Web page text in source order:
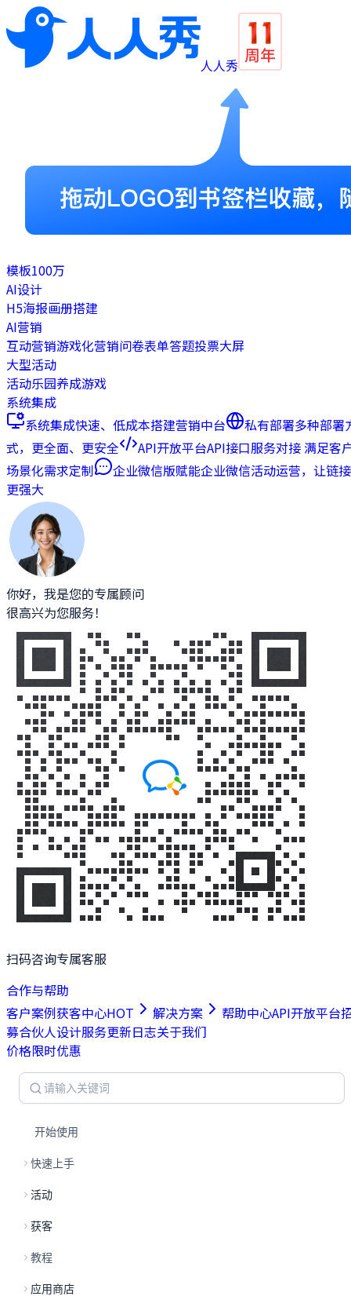
人人秀
模板100万
AI设计
H5海报画册搭建
AI营销
互动营销游戏化营销问卷表单答题投票大屏
大型活动
活动乐园养成游戏
系统集成
系统集成快速、低成本搭建营销中台 私有部署多种部署
式，更全面、更安全
API开放平台API接口服务对接 满足客
场景化需求定制
企业微信版赋能企业微信活动运营，让链接
更强大
你好，我是您的专属顾问
很高兴为您服务！
扫码咨询专属客服
合作与帮助
客户案例获客中心HOT 解决方案 帮助中心API开放平台
募合伙人设计服务更新日志关于我们
价格限时优惠
开始使用
快速上手
活动
获客
教程
应用商店